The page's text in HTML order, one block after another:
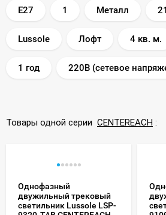
E27 1 Металл
Lussole Лофт 4 кв. м.
1 год 220В (сетевое
Товары одной серии CENTEREACH :
Однофазный
двужильный трековый
светильник Lussole LSP-